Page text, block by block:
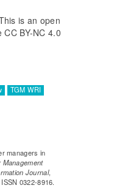
is an open
BY-NC 4.0
TGM WRI
managers in
Management
Journal,
0322-8916.